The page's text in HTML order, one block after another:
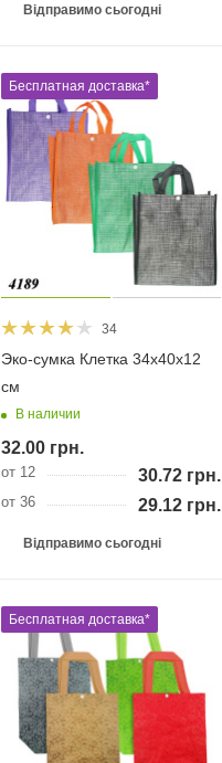
Відправимо сьогодні
Бесплатная доставка*
34
Эко-сумка Клетка 34х40х12
см
В наличии
32.00 грн.
от 12 30.72 грн.
от 36 29.12 грн.
Відправимо сьогодні
Бесплатная доставка*